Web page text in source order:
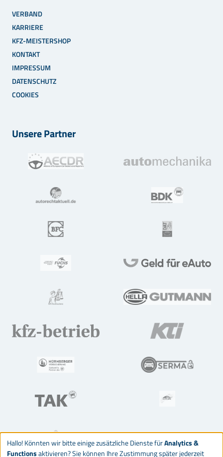
VERBAND
KARRIERE
KFZ-MEISTERSHOP
KONTAKT
IMPRESSUM
DATENSCHUTZ
COOKIES
Unsere Partner
Hallo! Könnten wir bitte einige zusätzliche Dienste fürAnalytics &
Functionsaktivieren? Sie können Ihre Zustimmung später jederzeit